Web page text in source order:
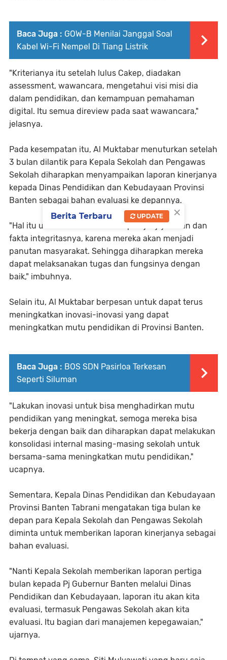
Baca Juga : GOW-B Menilai Janggal Soal
Kabel Wi-Fi Nempel Di Tiang Listrik
"Kriterianya itu setelah lulus Cakep, diadakan
assessment, wawancara, mengetahui visi misi dia
dalam pendidikan, dan kemampuan pemahaman
digital. Itu semua direview pada saat wawancara,"
jelasnya.
Pada kesempatan itu, Al Muktabar menuturkan setelah
3 bulan dilantik para Kepala Sekolah dan Pengawas
Sekolah diharapkan menyampaikan laporan kinerjanya
kepada Dinas Pendidikan dan Kebudayaan Provinsi
Banten sebagai bahan evaluasi ke depannya.
"Hal itu untuk memastikan sumpah janji jabatan dan
fakta integritasnya, karena mereka akan menjadi
panutan masyarakat. Sehingga diharapkan mereka
dapat melaksanakan tugas dan fungsinya dengan
baik," imbuhnya.
Selain itu, Al Muktabar berpesan untuk dapat terus
meningkatkan inovasi-inovasi yang dapat
meningkatkan mutu pendidikan di Provinsi Banten.
Baca Juga : BOS SDN Pasirloa Terkesan
Seperti Siluman
"Lakukan inovasi untuk bisa menghadirkan mutu
pendidikan yang meningkat, semoga mereka bisa
bekerja dengan baik dan diharapkan dapat melakukan
konsolidasi internal masing-masing sekolah untuk
bersama-sama meningkatkan mutu pendidikan,"
ucapnya.
Sementara, Kepala Dinas Pendidikan dan Kebudayaan
Provinsi Banten Tabrani mengatakan tiga bulan ke
depan para Kepala Sekolah dan Pengawas Sekolah
diminta untuk memberikan laporan kinerjanya sebagai
bahan evaluasi.
"Nanti Kepala Sekolah memberikan laporan pertiga
bulan kepada Pj Gubernur Banten melalui Dinas
Pendidikan dan Kebudayaan, laporan itu akan kita
evaluasi, termasuk Pengawas Sekolah akan kita
evaluasi. Itu bagian dari manajemen kepegawaian,"
ujarnya.
×
Berita Terbaru UPDATE